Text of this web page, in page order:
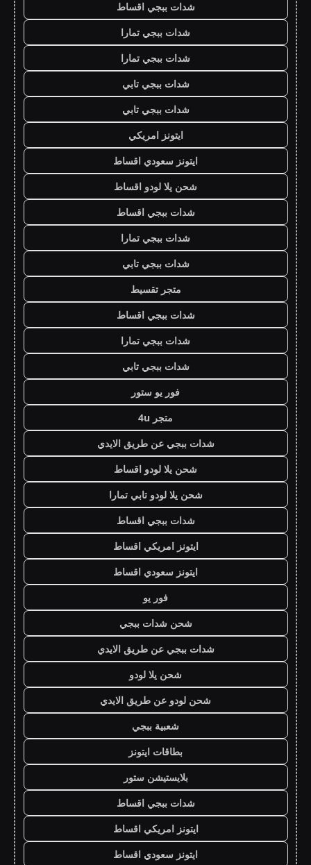
شدات ببجي اقساط
شدات ببجي تمارا
شدات ببجي تمارا
شدات ببجي تابي
شدات ببجي تابي
ايتونز امريكي
ايتونز سعودي اقساط
شحن يلا لودو اقساط
شدات ببجي اقساط
شدات ببجي تمارا
شدات ببجي تابي
متجر تقسيط
شدات ببجي اقساط
شدات ببجي تمارا
شدات ببجي تابي
فور يو ستور
متجر 4u
شدات ببجي عن طريق الايدي
شحن يلا لودو اقساط
شحن يلا لودو تابي تمارا
شدات ببجي اقساط
ايتونز امريكي اقساط
ايتونز سعودي اقساط
فور يو
شحن شدات ببجي
شدات ببجي عن طريق الايدي
شحن يلا لودو
شحن لودو عن طريق الايدي
شعبية ببجي
بطاقات ايتونز
بلايستيشن ستور
شدات ببجي اقساط
ايتونز امريكي اقساط
ايتونز سعودي اقساط